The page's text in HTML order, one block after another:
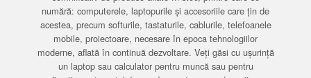
numără: computerele, laptopurile și accesoriile care țin de
acestea, precum softurile, tastaturile, cablurile, telefoanele
mobile, proiectoare, necesare în epoca tehnologiilor
moderne, aflată în continuă dezvoltare. Veți găsi cu ușurință
un laptop sau calculator pentru muncă sau pentru